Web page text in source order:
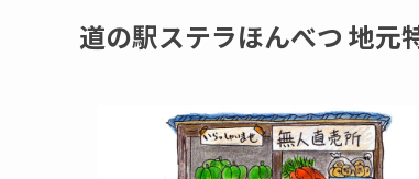
道の駅ステラほんべつ 地元